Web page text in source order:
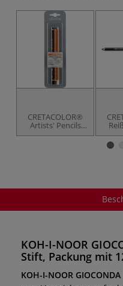
CRETACOLOR®
Artists' Pencils
Künstlerstifte 3er-
KOH-I-NOOR
Stift, Packung mit
KOH-I-NOOR GIOCONDA